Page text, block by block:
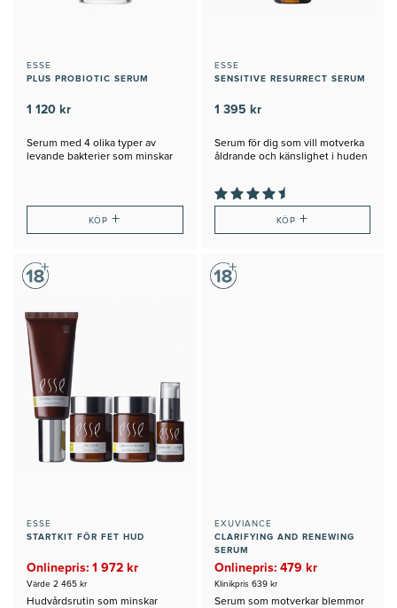
ESSE
PLUS PROBIOTIC SERUM
1 120 kr
Serum med 4 olika typer av
levande bakterier som minskar
KÖP+
ESSE
SENSITIVE RESURRECT SERUM
1 395 kr
Serum för dig som vill motverka
åldrande och känslighet i huden
KÖP +
ESSE
STARTKIT FÖR FET HUD
Onlinepris: 1 972 kr
Värde 2 465 kr
Hudvårdsrutin som minskar
EXUVIANCE
CLARIFYING AND RENEWING
SERUM
Onlinepris: 479 kr
Klinikpris 639 kr
Serum som motverkar blemmor